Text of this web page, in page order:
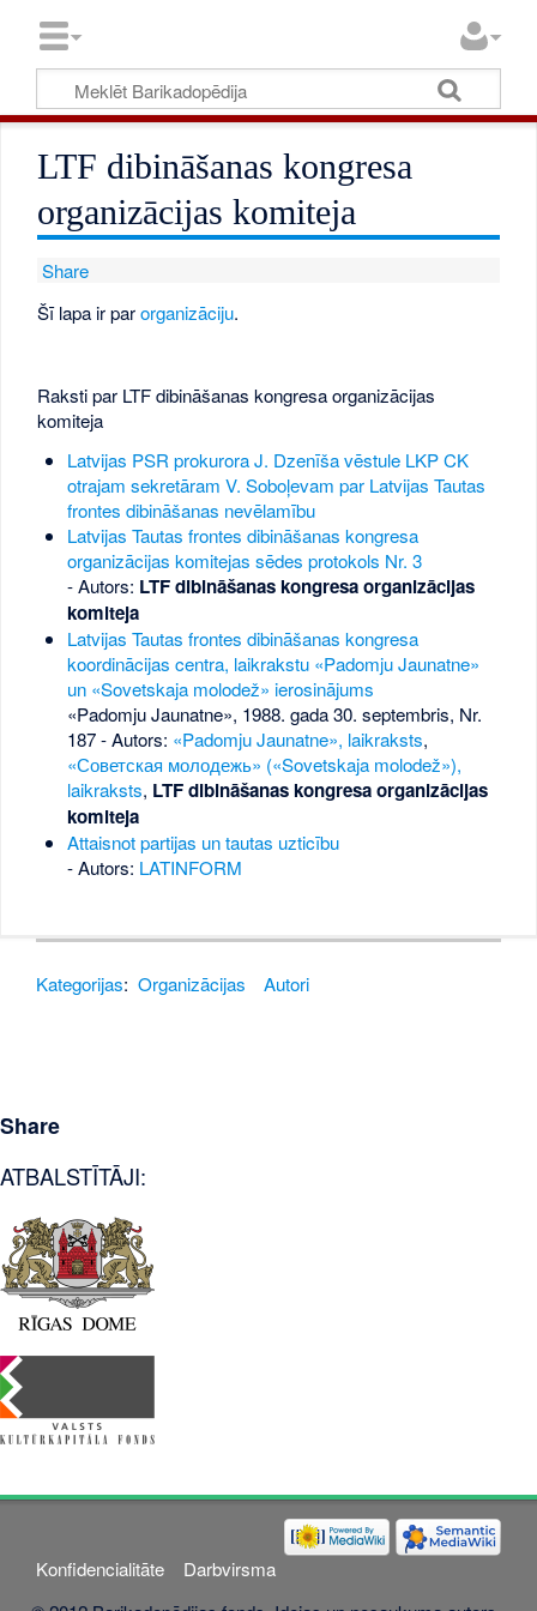
LTF dibināšanas kongresa
organizācijas komiteja
Share
Šī lapa ir parorganizāciju.
Raksti par LTF dibināšanas kongresa organizācijas
komiteja
Latvijas PSR prokurora J. Dzenīša vēstule LKP CK
otrajam sekretāram V. Soboļevam par Latvijas Tautas
frontes dibināšanas nevēlamību
Latvijas Tautas frontes dibināšanas kongresa
organizācijas komitejas sēdes protokols Nr. 3
- Autors: LTF dibināšanas kongresa organizācijas
komiteja
Latvijas Tautas frontes dibināšanas kongresa
koordinācijas centra, laikrakstu «Padomju Jaunatne»
un «Sovetskaja molodež» ierosinājums
«Padomju Jaunatne», 1988. gada 30. septembris, Nr.
187- Autors: «Padomju Jaunatne», laikraksts,
«Советская молодежь» («Sovetskaja molodež»),
laikraksts, LTF dibināšanas kongresa organizācijas
komiteja
Attaisnot partijas un tautas uzticību
- Autors: LATINFORM
Kategorijas: Organizācijas Autori
Share
ATBALSTĪTĀJI:
Konfidencialitāte
Darbvirsma